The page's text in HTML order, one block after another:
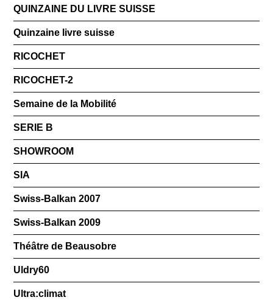
QUINZAINE DU LIVRE SUISSE
Quinzaine livre suisse
RICOCHET
RICOCHET-2
Semaine de la Mobilité
SERIE B
SHOWROOM
SIA
Swiss-Balkan 2007
Swiss-Balkan 2009
Théâtre de Beausobre
Uldry60
Ultra:climat